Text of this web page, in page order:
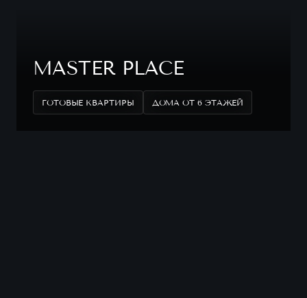
MASTER PLACE
ГОТОВЫЕ КВАРТИРЫ ДОМА ОТ 6 ЭТАЖЕЙ